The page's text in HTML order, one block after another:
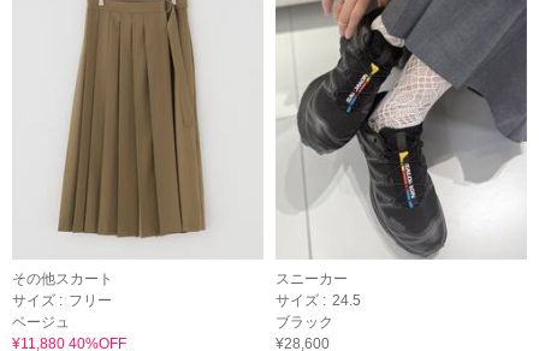
その他スカート
サイズ : フリー
ベージュ
¥11,880 40%OFF
スニーカー
サイズ : 24.5
ブラック
¥28,600